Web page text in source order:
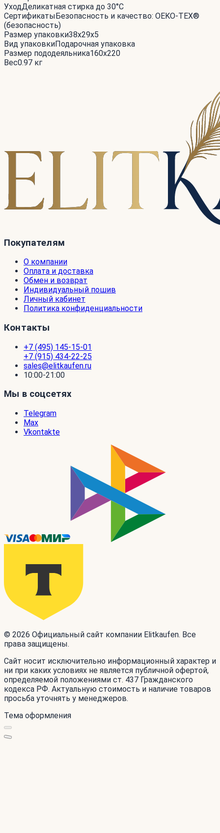
УходДеликатная стирка до 30°С
СертификатыБезопасность и качество: OEKO-TEX®
(безопасность)
Размер упаковки38x29x5
Вид упаковкиПодарочная упаковка
Размер пододеяльника160x220
Вес0.97 кг
Покупателям
О компании
Оплата и доставка
Обмен и возврат
Индивидуальный пошив
Личный кабинет
Политика конфиденциальности
Контакты
+7 (495) 145-15-01
+7 (915) 434-22-25
sales@elitkaufen.ru
10:00-21:00
Мы в соцсетях
Telegram
Max
Vkontakte
© 2026 Официальный сайт компании Elitkaufen. Все
права защищены.
Сайт носит исключительно информационный характер и
ни при каких условиях не является публичной офертой,
определяемой положениями ст. 437 Гражданского
кодекса РФ. Актуальную стоимость и наличие товаров
просьба уточнять у менеджеров.
Тема оформления